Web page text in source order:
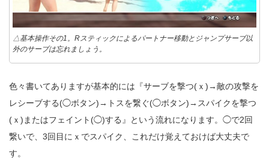
△基本操作その1。Rスティックによるパートナー移動とジャンプサーブ以
外のサーブは忘れましょう。
色々書いてありますが基本的には『サーブを撃つ(ｘ)→敵の攻撃を
レシーブする(◯ボタン)→トスを繋ぐ(◯ボタン)→スパイクを撃つ
(ｘ)またはフェイント(◯)する』という流れになります。◯で2回
繋いで、3回目にｘでスパイク、これだけ覚えておけば大丈夫で
す。